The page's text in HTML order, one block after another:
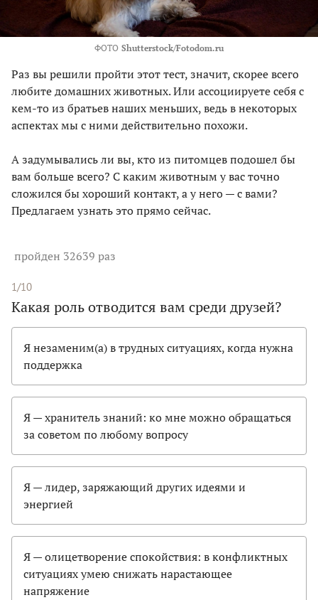
ФОТО Shutterstock/Fotodom.ru
Раз вы решили пройти этот тест, значит, скорее всего
любите домашних животных. Или ассоциируете себя с
кем-то из братьев наших меньших, ведь в некоторых
аспектах мы с ними действительно похожи.
А задумывались ли вы, кто из питомцев подошел бы
вам больше всего? С каким животным у вас точно
сложился бы хороший контакт, а у него — с вами?
Предлагаем узнать это прямо сейчас.
пройден 32639 раз
1/10
Какая роль отводится вам среди друзей?
Я незаменим(а) в трудных ситуациях, когда нужна
поддержка
Я — хранитель знаний: ко мне можно обращаться
за советом по любому вопросу
Я — лидер, заряжающий других идеями и
энергией
Я — олицетворение спокойствия: в конфликтных
ситуациях умею снижать нарастающее
напряжение